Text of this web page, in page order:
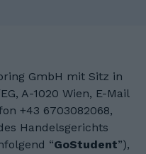
GmbH mit Sitz in
A-1020 Wien, E-Mail
+43 6703082068,
Handelsgerichts
“GoStudent”),